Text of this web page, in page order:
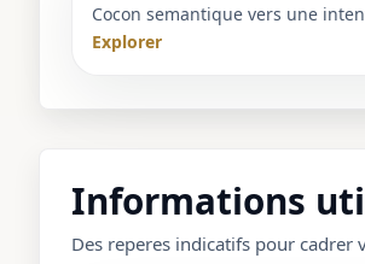
Cocon semantique vers une
Explorer
Informations
Des reperes indicatifs pour